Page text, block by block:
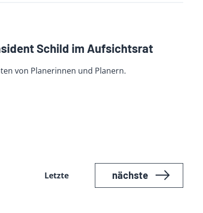
Schild im Aufsichtsrat
von Planerinnen und Planern.
nächste
Letzte